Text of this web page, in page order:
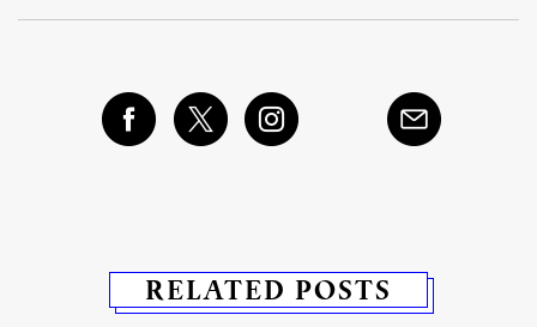
RELATED POSTS